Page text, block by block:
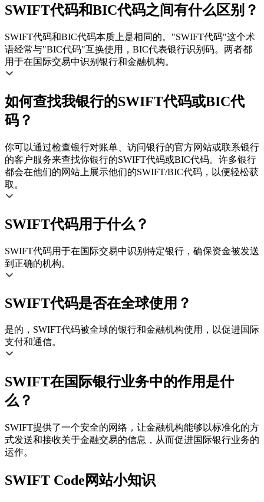
SWIFT代码和BIC代码之间有什么区别？
SWIFT代码和BIC代码本质上是相同的。"SWIFT代码"这个术
语经常与"BIC代码"互换使用，BIC代表银行识别码。两者都
用于在国际交易中识别银行和金融机构。
如何查找我银行的SWIFT代码或BIC代
码？
你可以通过检查银行对账单、访问银行的官方网站或联系银行
的客户服务来查找你银行的SWIFT代码或BIC代码。许多银行
都会在他们的网站上展示他们的SWIFT/BIC代码，以便轻松获
取。
SWIFT代码用于什么？
SWIFT代码用于在国际交易中识别特定银行，确保资金被发送
到正确的机构。
SWIFT代码是否在全球使用？
是的，SWIFT代码被全球的银行和金融机构使用，以促进国际
支付和通信。
SWIFT在国际银行业务中的作用是什
么？
SWIFT提供了一个安全的网络，让金融机构能够以标准化的方
式发送和接收关于金融交易的信息，从而促进国际银行业务的
运作。
SWIFT Code网站小知识